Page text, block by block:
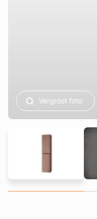
Vergroot foto